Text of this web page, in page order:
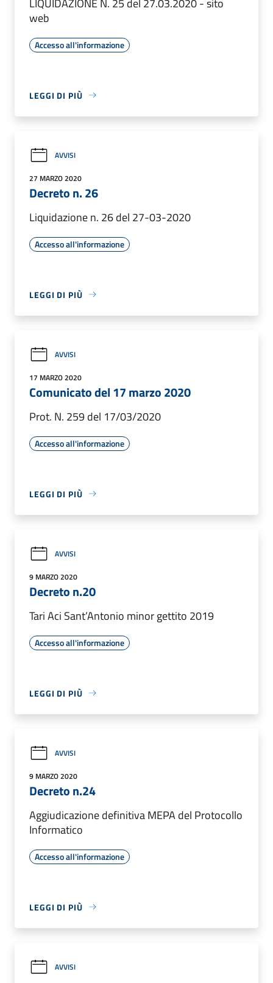
web
Accesso all'informazione
LEGGI DI PIÙ
AVVISI
27 MARZO 2020
Decreto n. 26
Liquidazione n. 26 del 27-03-2020
Accesso all'informazione
LEGGI DI PIÙ
AVVISI
17 MARZO 2020
Comunicato del 17 marzo 2020
Prot. N. 259 del 17/03/2020
Accesso all'informazione
LEGGI DI PIÙ
AVVISI
9 MARZO 2020
Decreto n.20
Tari Aci Sant’Antonio minor gettito 2019
Accesso all'informazione
LEGGI DI PIÙ
AVVISI
9 MARZO 2020
Decreto n.24
Aggiudicazione definitiva MEPA del Protocollo
Informatico
Accesso all'informazione
LEGGI DI PIÙ
AVVISI